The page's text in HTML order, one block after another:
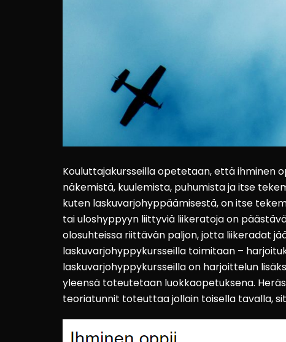
Kouluttajakursseilla opetetaan, että ihminen
näkemistä, kuulemista, puhumista ja itse
kuten laskuvarjohyppäämisestä, on itse
tai uloshyppyyn liittyviä liikeratoja on
olosuhteissa riittävän paljon, jotta liikeradat
laskuvarjohyppykursseilla toimitaan –
laskuvarjohyppykursseilla on harjoittelun
yleensä toteutetaan luokkaopetuksena.
teoriatunnit toteuttaa jollain toisella tavalla,